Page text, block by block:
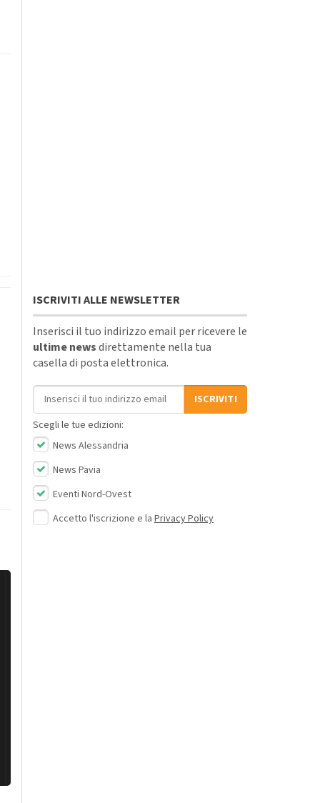
ISCRIVITI ALLE NEWSLETTER
Inserisci il tuo indirizzo email per ricevere le
ultime newsdirettamente nella tua
casella di posta elettronica.
Indirizzo email
ISCRIVITI
Scegli le tue edizioni:
News Alessandria
News Pavia
Eventi Nord-Ovest
Accetto l'iscrizione e la Privacy Policy